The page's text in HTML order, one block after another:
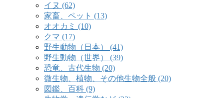
イヌ (62)
家畜、ペット (13)
オオカミ (10)
クマ (17)
野生動物（日本） (41)
野生動物（世界） (39)
恐竜、古代生物 (20)
微生物、植物、その他生物全般 (20)
図鑑、百科 (9)